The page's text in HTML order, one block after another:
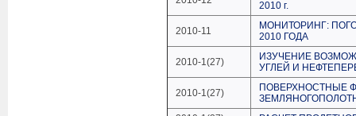
2010 г.
2010-11
МОНИТОРИНГ:
2010 ГОДА
2010-1(27)
ИЗУЧЕНИЕ
УГЛЕЙ И
2010-1(27)
ПОВЕРХНОСТНЫЕ